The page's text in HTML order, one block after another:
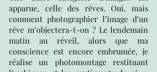
apparue, celle des rêves. Oui, mais
comment photographier l’image d’un
rêve m’objectera-t-on ? Le lendemain
matin au réveil, alors que ma
conscience est encore embrumée, je
réalise un photomontage restituant